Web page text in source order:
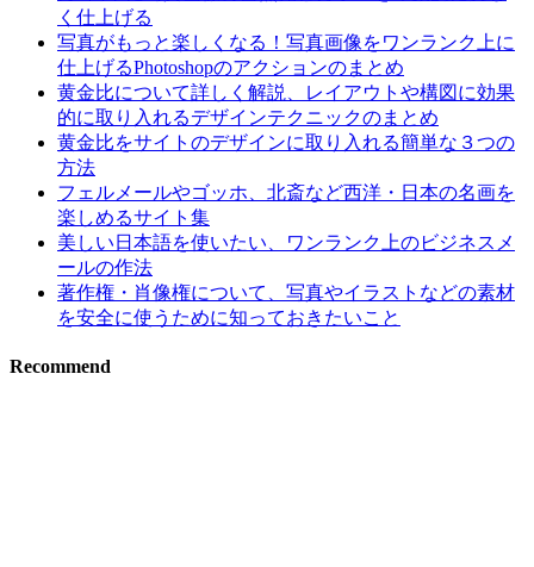
く仕上げる
写真がもっと楽しくなる！写真画像をワンランク上に
仕上げるPhotoshopのアクションのまとめ
黄金比について詳しく解説、レイアウトや構図に効果
的に取り入れるデザインテクニックのまとめ
黄金比をサイトのデザインに取り入れる簡単な３つの
方法
フェルメールやゴッホ、北斎など西洋・日本の名画を
楽しめるサイト集
美しい日本語を使いたい、ワンランク上のビジネスメ
ールの作法
著作権・肖像権について、写真やイラストなどの素材
を安全に使うために知っておきたいこと
Recommend